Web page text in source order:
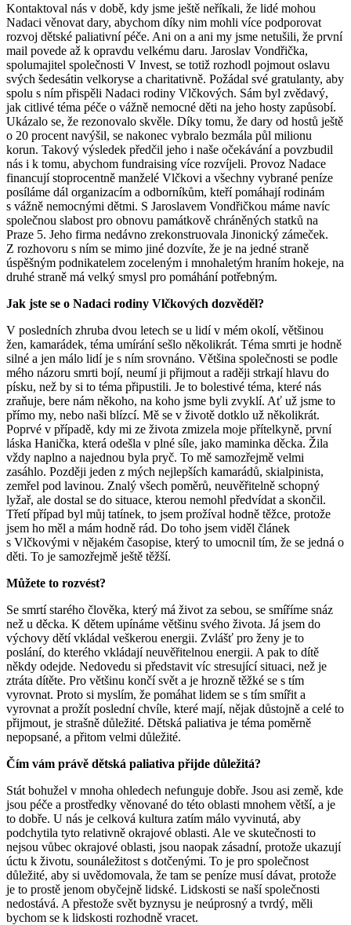
Kontaktoval nás v době, kdy jsme ještě neříkali, že lidé mohou
Nadaci věnovat dary, abychom díky nim mohli více podporovat
rozvoj dětské paliativní péče. Ani on a ani my jsme netušili, že první
mail povede až k opravdu velkému daru. Jaroslav Vondřička,
spolumajitel společnosti V Invest, se totiž rozhodl pojmout oslavu
svých šedesátin velkoryse a charitativně. Požádal své gratulanty, aby
spolu s ním přispěli Nadaci rodiny Vlčkových. Sám byl zvědavý,
jak citlivé téma péče o vážně nemocné děti na jeho hosty zapůsobí.
Ukázalo se, že rezonovalo skvěle. Díky tomu, že dary od hostů ještě
o 20 procent navýšil, se nakonec vybralo bezmála půl milionu
korun. Takový výsledek předčil jeho i naše očekávání a povzbudil
nás i k tomu, abychom fundraising více rozvíjeli. Provoz Nadace
financují stoprocentně manželé Vlčkovi a všechny vybrané peníze
posíláme dál organizacím a odborníkům, kteří pomáhají rodinám
s vážně nemocnými dětmi. S Jaroslavem Vondřičkou máme navíc
společnou slabost pro obnovu památkově chráněných statků na
Praze 5. Jeho firma nedávno zrekonstruovala Jinonický zámeček.
Z rozhovoru s ním se mimo jiné dozvíte, že je na jedné straně
úspěšným podnikatelem zoceleným i mnohaletým hraním hokeje, na
druhé straně má velký smysl pro pomáhání potřebným.
Jak jste se o Nadaci rodiny Vlčkových dozvěděl?
V posledních zhruba dvou letech se u lidí v mém okolí, většinou
žen, kamarádek, téma umírání sešlo několikrát. Téma smrti je hodně
silné a jen málo lidí je s ním srovnáno. Většina společnosti se podle
mého názoru smrti bojí, neumí ji přijmout a raději strkají hlavu do
písku, než by si to téma připustili. Je to bolestivé téma, které nás
zraňuje, bere nám někoho, na koho jsme byli zvyklí. Ať už jsme to
přímo my, nebo naši blízcí. Mě se v životě dotklo už několikrát.
Poprvé v případě, kdy mi ze života zmizela moje přítelkyně, první
láska Hanička, která odešla v plné síle, jako maminka děcka. Žila
vždy naplno a najednou byla pryč. To mě samozřejmě velmi
zasáhlo. Později jeden z mých nejlepších kamarádů, skialpinista,
zemřel pod lavinou. Znalý všech poměrů, neuvěřitelně schopný
lyžař, ale dostal se do situace, kterou nemohl předvídat a skončil.
Třetí případ byl můj tatínek, to jsem prožíval hodně těžce, protože
jsem ho měl a mám hodně rád. Do toho jsem viděl článek
s Vlčkovými v nějakém časopise, který to umocnil tím, že se jedná o
děti. To je samozřejmě ještě těžší.
Můžete to rozvést?
Se smrtí starého člověka, který má život za sebou, se smíříme snáz
než u děcka. K dětem upínáme většinu svého života. Já jsem do
výchovy dětí vkládal veškerou energii. Zvlášť pro ženy je to
poslání, do kterého vkládají neuvěřitelnou energii. A pak to dítě
někdy odejde. Nedovedu si představit víc stresující situaci, než je
ztráta dítěte. Pro většinu končí svět a je hrozně těžké se s tím
vyrovnat. Proto si myslím, že pomáhat lidem se s tím smířit a
vyrovnat a prožít poslední chvíle, které mají, nějak důstojně a celé to
přijmout, je strašně důležité. Dětská paliativa je téma poměrně
nepopsané, a přitom velmi důležité.
Čím vám právě dětská paliativa přijde důležitá?
Stát bohužel v mnoha ohledech nefunguje dobře. Jsou asi země, kde
jsou péče a prostředky věnované do této oblasti mnohem větší, a je
to dobře. U nás je celková kultura zatím málo vyvinutá, aby
podchytila tyto relativně okrajové oblasti. Ale ve skutečnosti to
nejsou vůbec okrajové oblasti, jsou naopak zásadní, protože ukazují
úctu k životu, sounáležitost s dotčenými. To je pro společnost
důležité, aby si uvědomovala, že tam se peníze musí dávat, protože
je to prostě jenom obyčejně lidské. Lidskosti se naší společnosti
nedostává. A přestože svět byznysu je neúprosný a tvrdý, měli
bychom se k lidskosti rozhodně vracet.